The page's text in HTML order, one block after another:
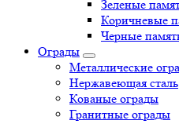
Зеленые
Коричневые
Черные
Ограды
Металлические
Нержавеющая сталь
Кованые ограды
Гранитные ограды